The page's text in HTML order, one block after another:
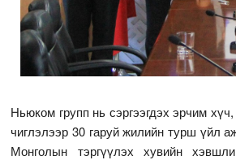
Ньюком групп нь сэргээгдэх эрчим хүч,
чиглэлээр 30 гаруй жилийн турш үйл
Монголын тэргүүлэх хувийн